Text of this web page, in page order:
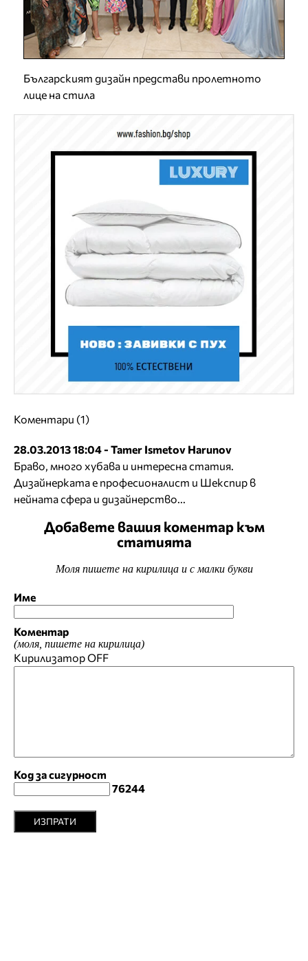
Българският дизайн представи пролетното
лице на стила
Коментари (1)
28.03.2013 18:04 - Tamer Ismetov Harunov
Браво, много хубава и интересна статия.
Дизайнерката е професионалист и Шекспир в
нейната сфера и дизайнерство...
Добавете вашия коментар към
статията
Моля пишете на кирилица и с малки букви
Име
Коментар
(моля, пишете на кирилица)
КирилизаторOFF
Код за сигурност
76244
ИЗПРАТИ